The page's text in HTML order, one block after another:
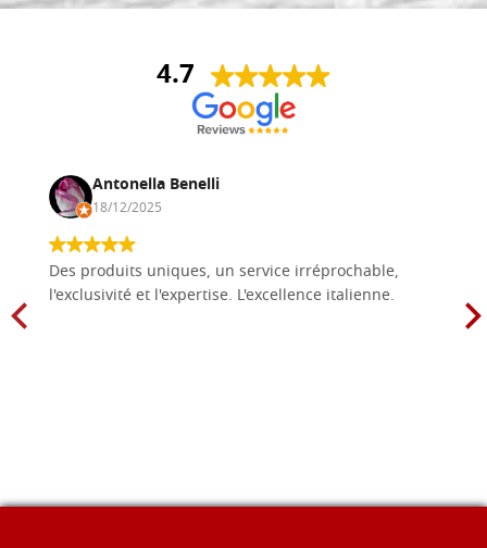
4.7
Antonella Benelli
18/12/2025
Des produits uniques, un service irréprochable,
l'exclusivité et l'expertise. L'excellence italienne.